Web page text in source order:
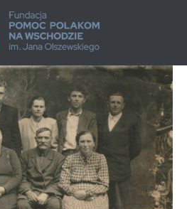
dziedzictwa: Polacy w
Polecamy